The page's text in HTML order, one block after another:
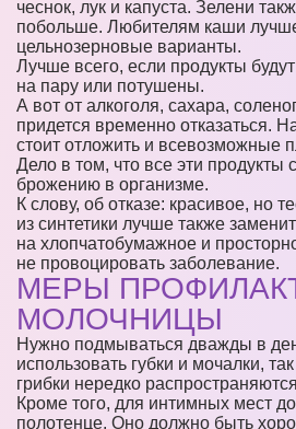
чеснок, лук и капуста. Зелени
побольше. Любителям каши
цельнозерновые варианты.
Лучше всего, если продукты
на пару или потушены.
А вот от алкоголя, сахара,
придется временно отказаться.
стоит отложить и всевозможные
Дело в том, что все эти продукты
брожению в организме.
К слову, об отказе: красивое, но
из синтетики лучше также
на хлопчатобумажное и
не провоцировать заболевание.
МЕРЫ
МОЛОЧНИЦЫ
Нужно подмываться дважды в
использовать губки и мочалки,
грибки нередко
Кроме того, для интимных мест
полотенце. Оно должно быть